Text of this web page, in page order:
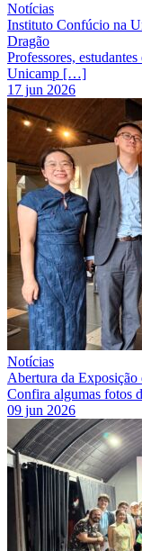
Notícias
Instituto Confúcio na
Dragão
Professores,
Unicamp […]
17 jun 2026
Notícias
Abertura da
Confira algumas fotos
09 jun 2026